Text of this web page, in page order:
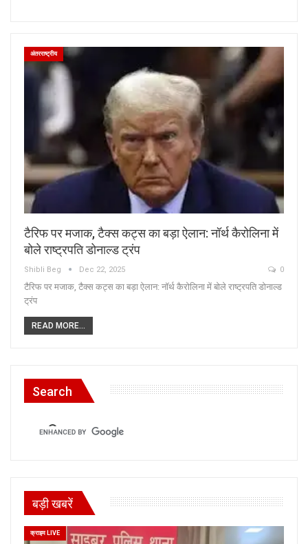
अंतरराष्ट्रीय
टैरिफ पर मजाक, टैक्स कट्स का बड़ा ऐलान: नॉर्थ कैरोलिना में
बोले राष्ट्रपति डोनाल्ड ट्रंप
Shibli Beg Dec 22, 2025 0
टैरिफ पर मजाक, टैक्स कट्स का बड़ा ऐलान: नॉर्थ कैरोलिना में बोले राष्ट्रपति डोनाल्ड
ट्रंप
READ MORE...
Search
बड़ी खबरें
क्राइम LIVE